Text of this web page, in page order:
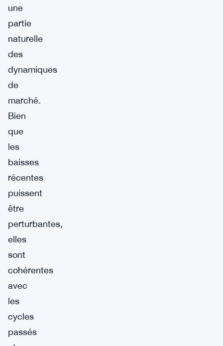
une
partie
naturelle
des
dynamiques
de
marché.
Bien
que
les
baisses
récentes
puissent
être
perturbantes,
elles
sont
cohérentes
avec
les
cycles
passés